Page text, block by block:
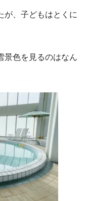
が、子どもはとくに
景色を見るのはなん